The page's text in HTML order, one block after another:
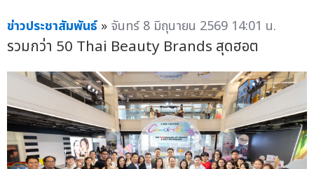
ข่าวประชาสัมพันธ์ » จันทร์ 8 มิถุนายน 2569 14:01 น.
รวมกว่า 50 Thai Beauty Brands สุดฮอต